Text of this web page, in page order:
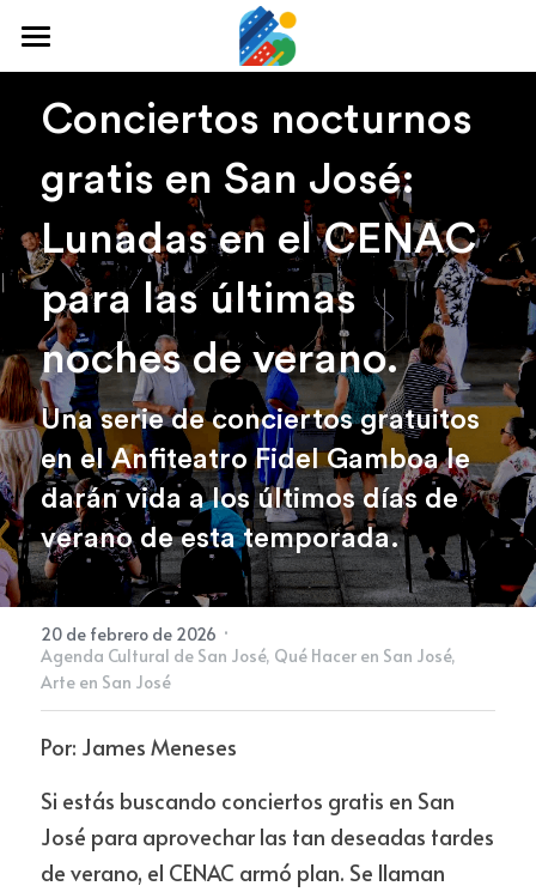
Home
Qué hacer
Arte y cultura
Cine y TV
Comida y tragos
Tours desde San José
Museos
Buscar
Newsletter
Conciertos nocturnos
gratis en San José:
Lunadas en el CENAC
para las últimas
noches de verano.
Una serie de conciertos gratuitos
en el Anfiteatro Fidel Gamboa le
darán vida a los últimos días de
verano de esta temporada.
20 de febrero de 2026 ·
Agenda Cultural de San José, Qué Hacer en San José,
Arte en San José
Por: James Meneses
Si estás buscando conciertos gratis en San
José para aprovechar las tan deseadas tardes
de verano, el CENAC armó plan. Se llaman